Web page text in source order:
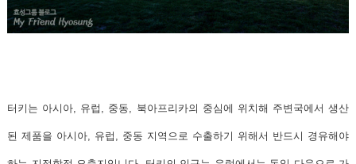
터키는 아시아, 유럽, 중동, 북아프리카의 중심에 위치해 주변국에서 생산
된 제품을 아시아, 유럽, 중동 지역으로 수출하기 위해서 반드시 경유해야